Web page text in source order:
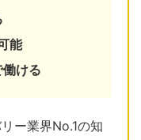
能
ける
ー業界No.1の知